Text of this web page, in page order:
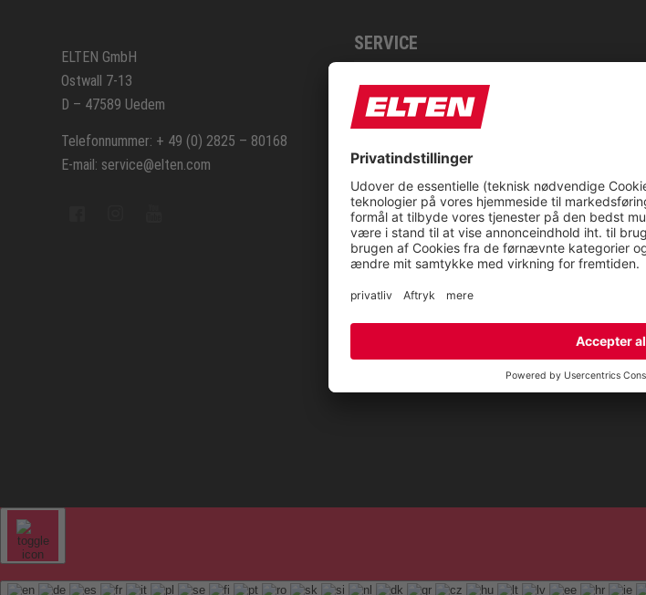
ELTEN GmbH
Ostwall 7-13
D – 47589 Uedem
Telefonnummer: + 49 (0) 2825 – 80168
E-mail: service@elten.com
SERVICE
Kontakt
Reparationsservice fra ELTEN
Sitemap